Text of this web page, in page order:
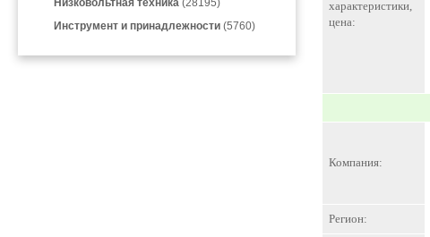
Низковольтная техника (28195)
Инструмент и принадлежности (5760)
характеристики,
цена:
Компания:
Регион: